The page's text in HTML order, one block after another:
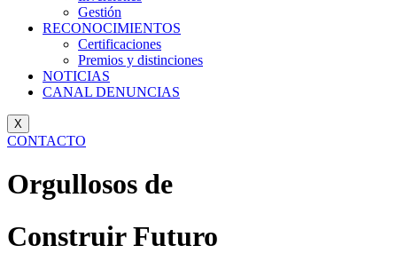
Gestión
RECONOCIMIENTOS
Certificaciones
Premios y distinciones
NOTICIAS
CANAL DENUNCIAS
X
CONTACTO
Orgullosos de
Construir Futuro